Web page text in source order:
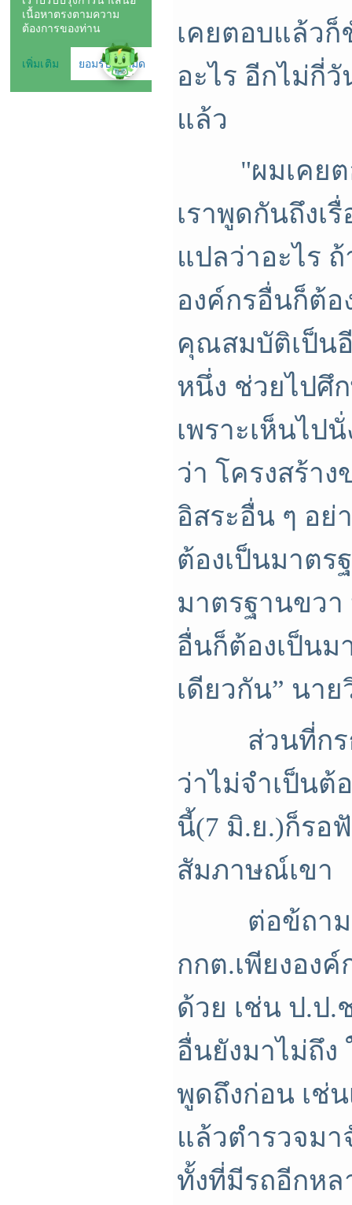
เคยตอบแล้วก็
อะไร อีกไม่กี่
แล้ว
"ผมเคยตอ
เราพูดกันถึงเ
แปลว่าอะไร
องค์กรอื่นก็ต้อ
คุณสมบัติเป็นอี
หนึ่ง ช่วยไปศึ
เพราะเห็นไ
ว่า โครงสร้า
อิสระอื่น ๆ อย่
ต้องเป็นมาตร
มาตรฐานขวา
อื่นก็ต้องเป็นม
เดียวกัน” นา
ส่วนที่กรธ.
ว่าไม่จำเป็นต้
นี้(7 มิ.ย.)ก็รอ
สัมภาษณ์เขา
ต่อข้ถามที่ว่
กกต.เพียงอง
ด้วย เช่น ป.ป.
อื่นยังมาไม่ถึง
พูดถึงก่อน เช่
แล้วตำรวจม
ทั้งที่มีรถอีกห